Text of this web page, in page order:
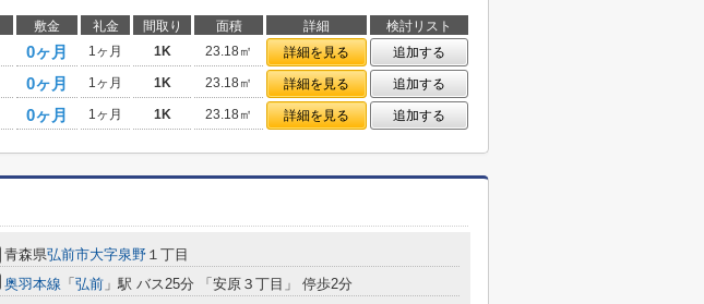
敷金 礼金 間取り 面積 詳細
検討リスト
0ヶ月 1ヶ月 1K 23.18㎡ 詳細を見る
追加する
0ヶ月 1ヶ月 1K 23.18㎡ 詳細を見る
追加する
0ヶ月 1ヶ月 1K 23.18㎡ 詳細を見る 追加する
青森県弘前市大字泉野 １丁目
奥羽本線 「 弘前 」駅 バス25分 「安原３丁目」 停歩2分